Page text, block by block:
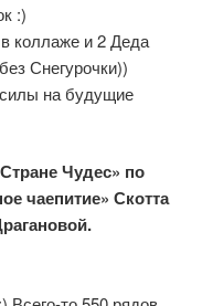
:)
коллаже и 2 Деда
Снегурочки))
на будущие
Чудес» по
чаепитие» Скотта